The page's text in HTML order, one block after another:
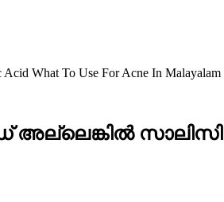
What To Use For Acne In Malayalam
അല്ലെങ്കിൽ